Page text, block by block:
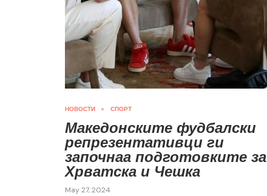
НОВОСТИ СПОРТ
Македонските фудбалски
репрезентативци ги
започнаа подготовките за
Хрватска и Чешка
May 27, 2024